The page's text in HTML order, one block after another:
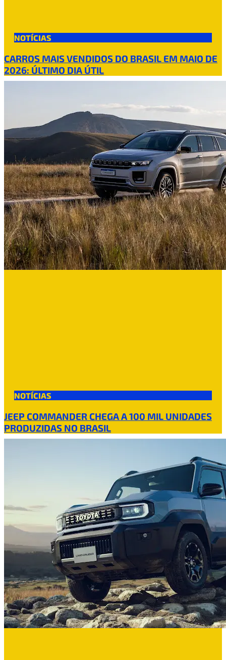
NOTÍCIAS
CARROS MAIS VENDIDOS DO BRASIL EM MAIO DE
2026: ÚLTIMO DIA ÚTIL
NOTÍCIAS
JEEP COMMANDER CHEGA A 100 MIL UNIDADES
PRODUZIDAS NO BRASIL